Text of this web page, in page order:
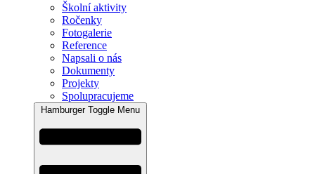
Školní aktivity
Ročenky
Fotogalerie
Reference
Napsali o nás
Dokumenty
Projekty
Spolupracujeme
Hamburger Toggle Menu